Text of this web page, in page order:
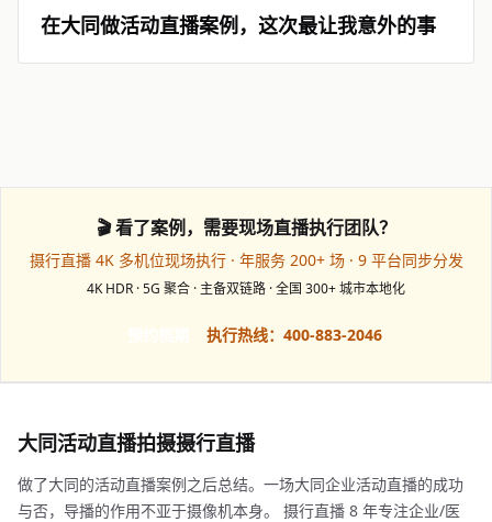
在大同做活动直播案例，这次最让我意外的事
🎬 看了案例，需要现场直播执行团队？
摄行直播 4K 多机位现场执行 · 年服务 200+ 场 · 9 平台同步分发
4K HDR · 5G 聚合 · 主备双链路 · 全国 300+ 城市本地化
执行热线：400-883-2046
大同活动直播拍摄摄行直播
做了大同的活动直播案例之后总结。一场大同企业活动直播的成功
与否，导播的作用不亚于摄像机本身。 摄行直播 8 年专注企业/医